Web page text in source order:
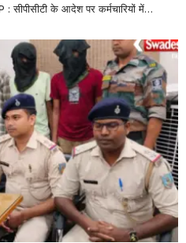
के आदेश पर कर्मचारियों में…